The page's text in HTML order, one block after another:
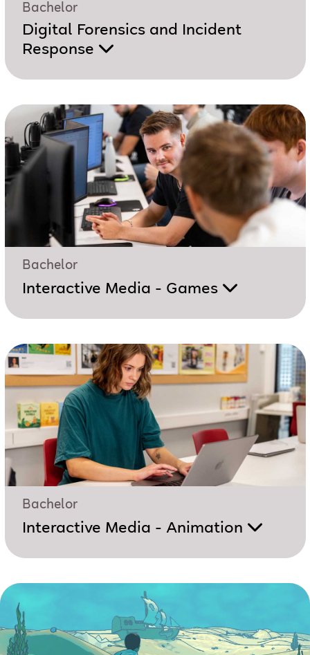
Bachelor
Digital Forensics and Incident
Response
Bachelor
Interactive Media - Games
Bachelor
Interactive Media - Animation